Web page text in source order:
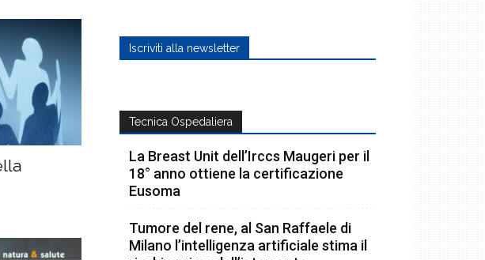
Iscriviti alla newsletter
Tecnica Ospedaliera
La Breast Unit dell’Irccs Maugeri per il
18° anno ottiene la certificazione
Eusoma
Tumore del rene, al San Raffaele di
Milano l’intelligenza artificiale stima il